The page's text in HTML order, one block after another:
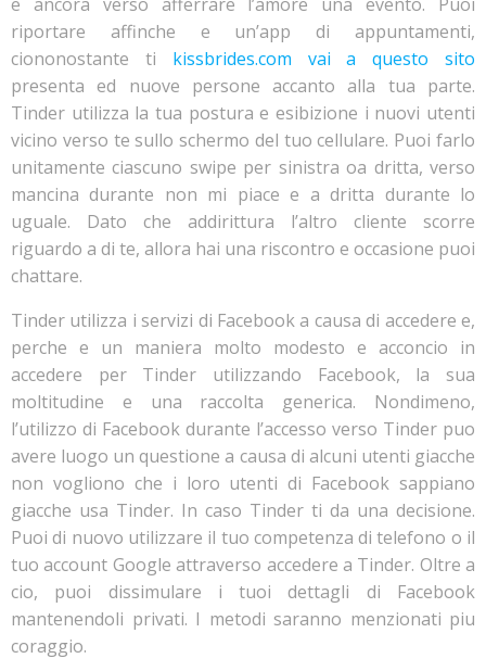
riportare affinche e un’app di appuntamenti,
ciononostante ti kissbrides.com vai a questo sito
presenta ed nuove persone accanto alla tua parte.
Tinder utilizza la tua postura e esibizione i nuovi utenti
vicino verso te sullo schermo del tuo cellulare. Puoi farlo
unitamente ciascuno swipe per sinistra oa dritta, verso
mancina durante non mi piace e a dritta durante lo
uguale. Dato che addirittura l’altro cliente scorre
riguardo a di te, allora hai una riscontro e occasione puoi
chattare.
Tinder utilizza i servizi di Facebook a causa di accedere e,
perche e un maniera molto modesto e acconcio in
accedere per Tinder utilizzando Facebook, la sua
moltitudine e una raccolta generica. Nondimeno,
l’utilizzo di Facebook durante l’accesso verso Tinder puo
avere luogo un questione a causa di alcuni utenti giacche
non vogliono che i loro utenti di Facebook sappiano
giacche usa Tinder. In caso Tinder ti da una decisione.
Puoi di nuovo utilizzare il tuo competenza di telefono o il
tuo account Google attraverso accedere a Tinder. Oltre a
cio, puoi dissimulare i tuoi dettagli di Facebook
mantenendoli privati. I metodi saranno menzionati piu
coraggio.